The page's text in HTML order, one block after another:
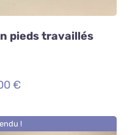
pieds travaillés
€
!